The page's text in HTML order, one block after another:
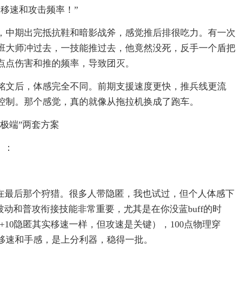
速和攻击频率！”
中期出完抵抗鞋和暗影战斧，感觉推后排很吃力。有一次
大师冲过去，一技能推过去，他竟然没死，反手一个盾把
伤害和推的频率，导致团灭。
文后，体感完全不同。前期支援速度更快，推兵线更流
。那个感觉，真的就像从拖拉机换成了跑车。
端”两套方案
最后那个狩猎。很多人带隐匿，我也试过，但个人体感下
和普攻衔接技能非常重要，尤其是在你没蓝buff的时
隐匿其实移速一样，但攻速是关键），100点物理穿
和手感，是上分利器，稳得一批。